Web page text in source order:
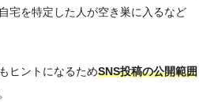
宅を特定した人が空き巣に入るなど
ヒントになるためSNS投稿の公開範囲